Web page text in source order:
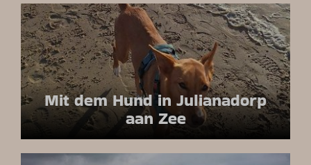
Mit dem Hund in Julianadorp
aan Zee